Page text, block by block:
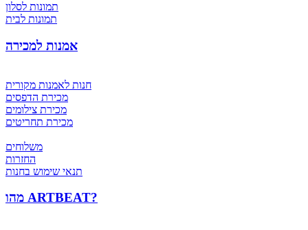
תמונות לסלון
תמונות לבית
אמנות למכירה
חנות לאמנות מקורית
מכירת הדפסים
מכירת צילומים
מכירת תחריטים
משלוחים
החזרות
תנאי שימוש בחנות
מהו ARTBEAT?